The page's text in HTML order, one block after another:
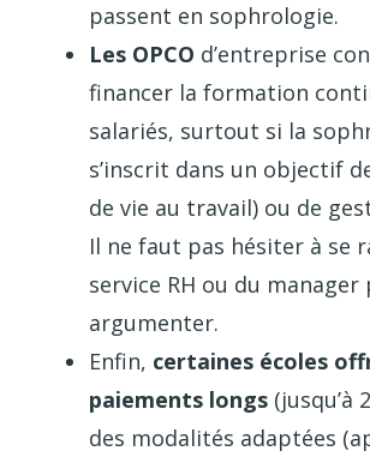
passent en sophrologie.
Les OPCO d’entreprise
financer la formation
salariés, surtout si la
s’inscrit dans un objectif
de vie au travail) ou de
Il ne faut pas hésiter à se
service RH ou du manager
argumenter.
Enfin, certaines écoles
paiements longs (jusqu’à
des modalités adaptées